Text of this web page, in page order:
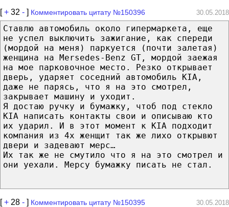
[+ 32 - ] Комментировать цитату №150396 30.05.2018
Ставлю автомобиль около гипермаркета, еще
не успел выключить зажигание, как спереди
(мордой на меня) паркуется (почти залетая)
женщина на Mersedes-Benz GT, мордой заежая
на мое парковочное место. Резко открывает
дверь, ударяет соседний автомобиль KIA,
даже не парясь, что я на это смотрел,
закрывает машину и уходит.
Я достаю ручку и бумажку, чтоб под стекло
KIA написать контакты свои и описываю кто
их ударил. И в этот момент к KIA подходит
компания из 4х женщит так же лихо открывют
двери и задевают мерс…
Их так же не смутило что я на это смотрел и
они уехали. Мерсу бумажку писать не стал.
[+ 28 - ] Комментировать цитату №150395 30.05.2018